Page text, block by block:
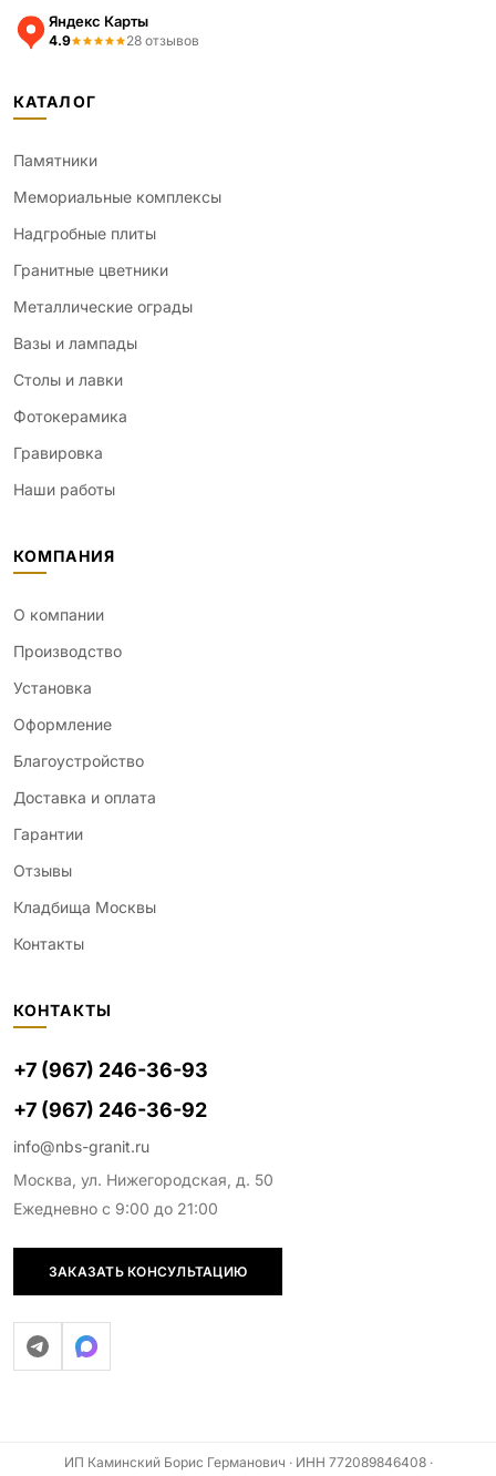
Яндекс Карты
4.9 28 отзывов
КАТАЛОГ
Памятники
Мемориальные комплексы
Надгробные плиты
Гранитные цветники
Металлические ограды
Вазы и лампады
Столы и лавки
Фотокерамика
Гравировка
Наши работы
КОМПАНИЯ
О компании
Производство
Установка
Оформление
Благоустройство
Доставка и оплата
Гарантии
Отзывы
Кладбища Москвы
Контакты
КОНТАКТЫ
+7 (967) 246-36-93
+7 (967) 246-36-92
info@nbs-granit.ru
Москва, ул. Нижегородская, д. 50
Ежедневно с 9:00 до 21:00
ЗАКАЗАТЬ КОНСУЛЬТАЦИЮ
ИП Каминский Борис Германович · ИНН 772089846408 ·